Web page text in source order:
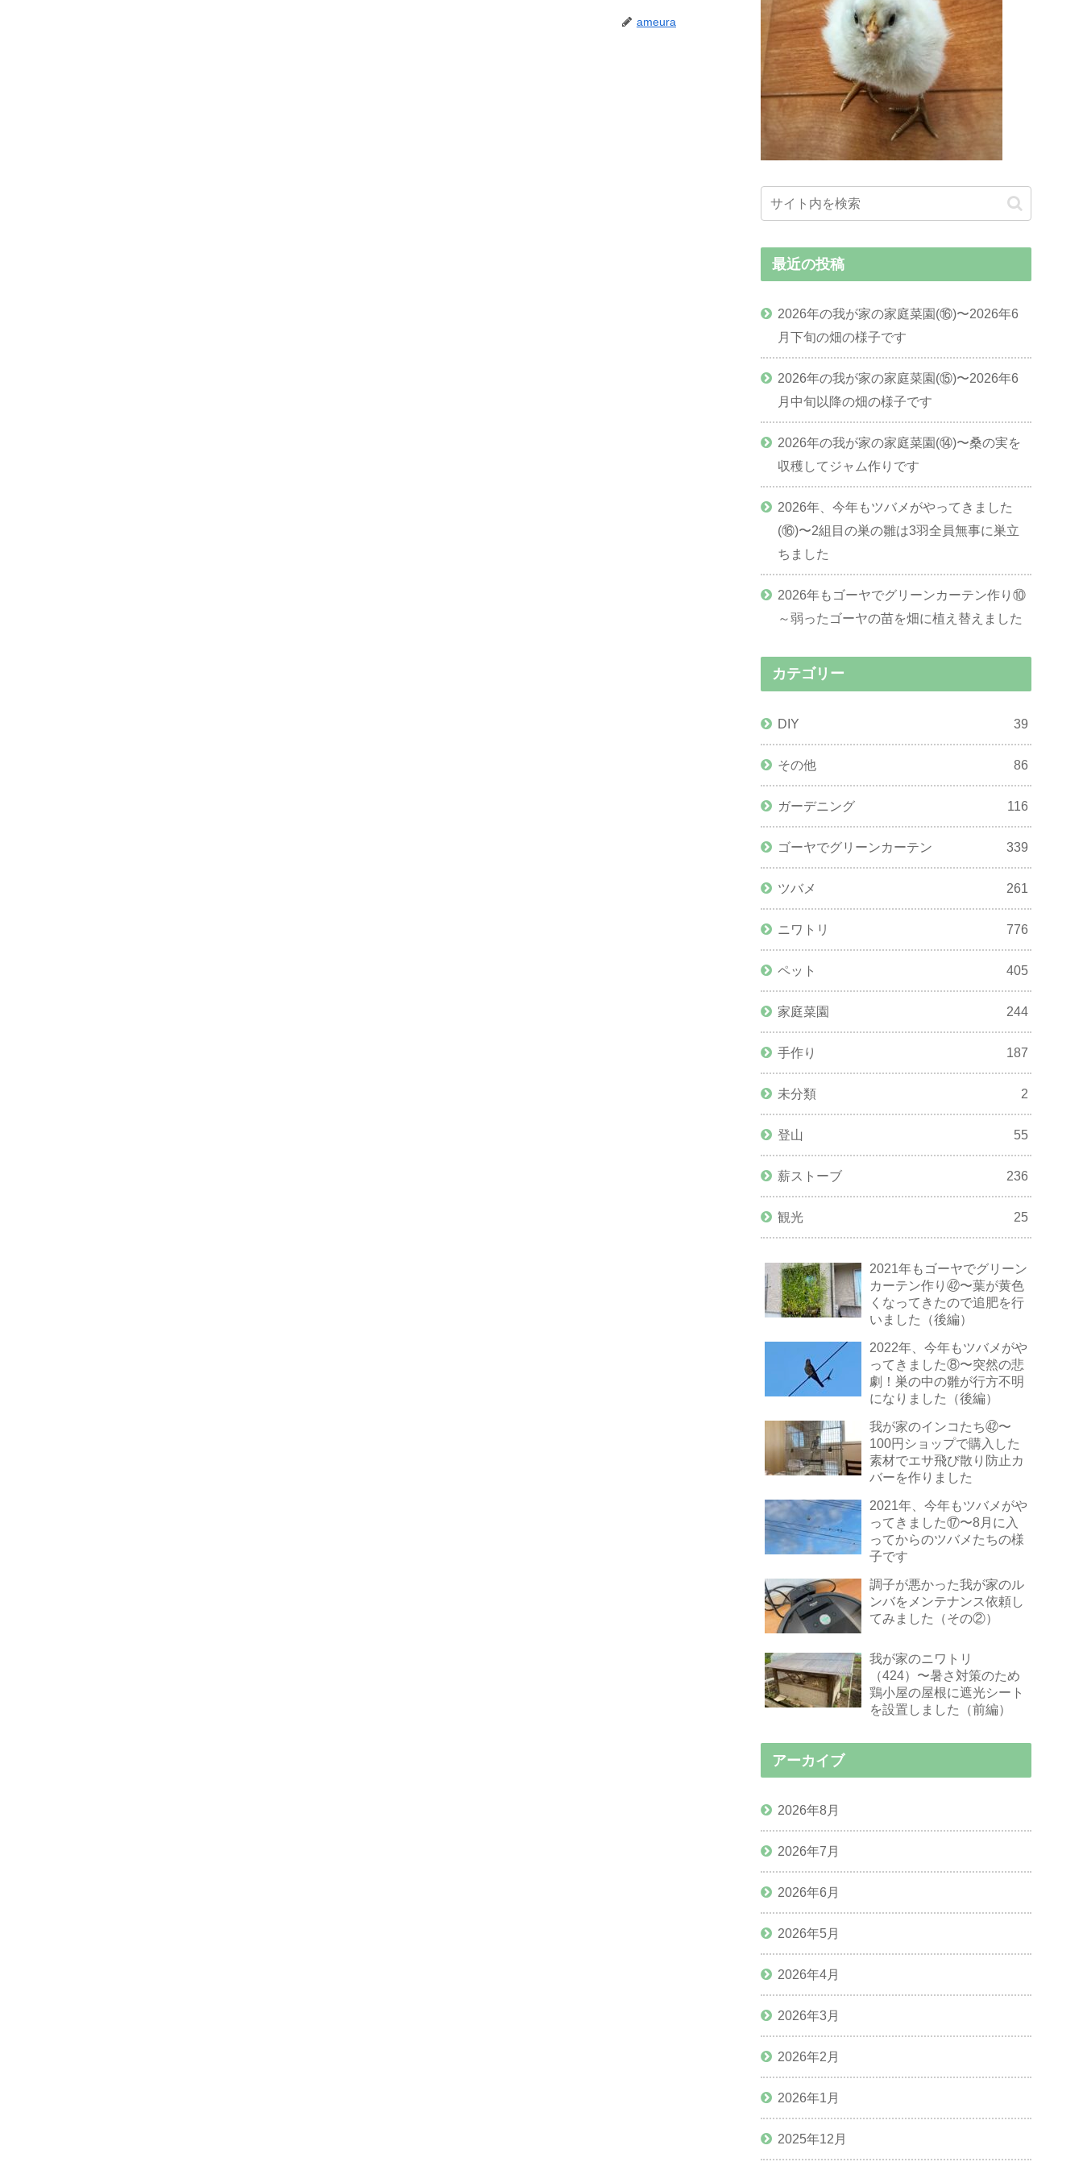
ameura
最近の投稿
2026年の我が家の家庭菜園(⑯)〜2026年6
月下旬の畑の様子です
2026年の我が家の家庭菜園(⑮)〜2026年6
月中旬以降の畑の様子です
2026年の我が家の家庭菜園(⑭)〜桑の実を
収穫してジャム作りです
2026年、今年もツバメがやってきました
(⑯)〜2組目の巣の雛は3羽全員無事に巣立
ちました
2026年もゴーヤでグリーンカーテン作り⑩
～弱ったゴーヤの苗を畑に植え替えました
カテゴリー
DIY 39
その他 86
ガーデニング 116
ゴーヤでグリーンカーテン 339
ツバメ 261
ニワトリ 776
ペット 405
家庭菜園 244
手作り 187
未分類 2
登山 55
薪ストーブ 236
観光 25
2021年もゴーヤでグリーン
カーテン作り㊷〜葉が黄色
くなってきたので追肥を行
いました（後編）
2022年、今年もツバメがや
ってきました⑧〜突然の悲
劇！巣の中の雛が行方不明
になりました（後編）
我が家のインコたち㊷〜
100円ショップで購入した
素材でエサ飛び散り防止カ
バーを作りました
2021年、今年もツバメがや
ってきました⑰〜8月に入
ってからのツバメたちの様
子です
調子が悪かった我が家のル
ンバをメンテナンス依頼し
てみました（その②）
我が家のニワトリ
（424）〜暑さ対策のため
鶏小屋の屋根に遮光シート
を設置しました（前編）
アーカイブ
2026年8月
2026年7月
2026年6月
2026年5月
2026年4月
2026年3月
2026年2月
2026年1月
2025年12月